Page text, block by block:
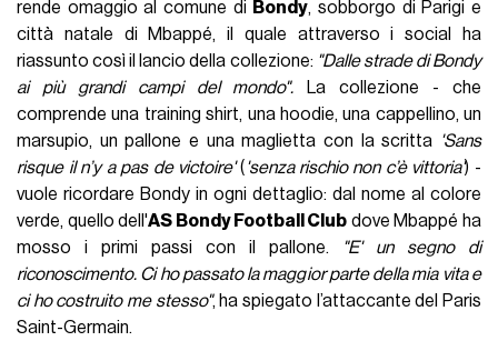
rende omaggio al comune di Bondy, sobborgo di Parigi e
città natale di Mbappé, il quale attraverso i social ha
riassunto così il lancio della collezione: "Dalle strade di Bondy
ai più grandi campi del mondo".
La collezione - che
comprende una training shirt, una hoodie, una cappellino, un
marsupio, un pallone e una maglietta con la scritta 'Sans
risque il n’y a pas de victoire'( 'senza rischio non c’è vittoria') -
vuole ricordare Bondy in ogni dettaglio: dal nome al colore
verde, quello dell'AS Bondy Football Club dove Mbappé ha
mosso i primi passi con il pallone.
"E' un segno di
riconoscimento. Ci ho passato la maggior parte della mia vita e
ci ho costruito me stesso", ha spiegato l’attaccante del Paris
Saint-Germain.